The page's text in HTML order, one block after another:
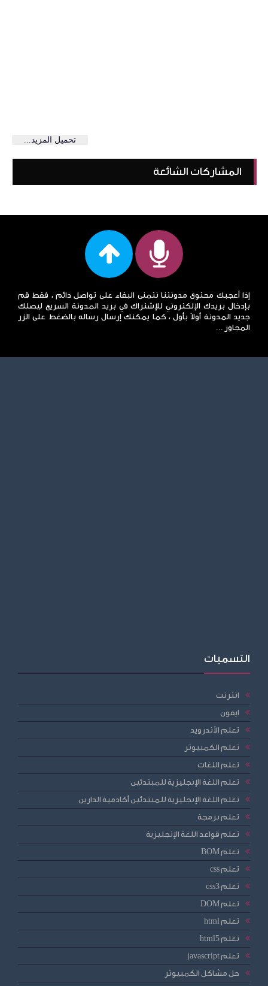
تحميل المزيد...
المشاركات الشائعة
إذا أعجبك محتوى مدونتنا نتمنى البقاء على تواصل دائم ، فقط قم
بإدخال بريدك الإلكتروني للإشتراك في بريد المدونة السريع ليصلك
جديد المدونة أولاً بأول ، كما يمكنك إرسال رساله بالضغط على الزر
المجاور ...
التسميات
انترنت
ايفون
تعلم الأندرويد
تعلم الكمبيوتر
تعلم اللغات
تعلم اللغة الإنجليزية للمبتدئين
تعلم اللغة الإنجليزية للمبتدئين أكادمية الدارين
تعلم برمجة
تعلم قواعد اللغة الإنجليزية
تعلم BOM
تعلم css
تعلم css3
تعلم DOM
تعلم html
تعلم html5
تعلم javascript
حل مشاكل الكمبيوتر